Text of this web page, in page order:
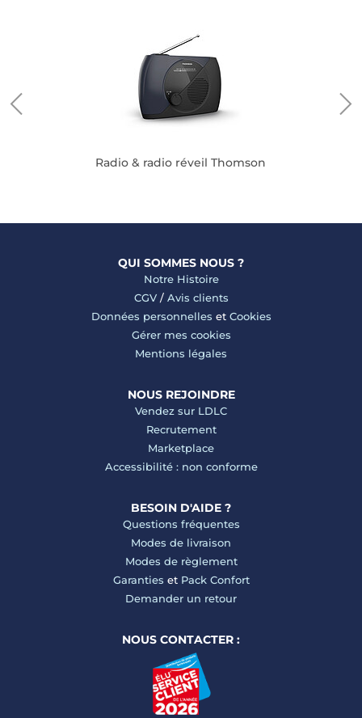
Radio & radio réveil Thomson
QUI SOMMES NOUS ?
Notre Histoire
CGV/ Avis clients
Données personnelles et Cookies
Gérer mes cookies
Mentions légales
NOUS REJOINDRE
Vendez sur LDLC
Recrutement
Marketplace
Accessibilité : non conforme
BESOIN D'AIDE ?
Questions fréquentes
Modes de livraison
Modes de règlement
Garanties et Pack Confort
Demander un retour
NOUS CONTACTER :